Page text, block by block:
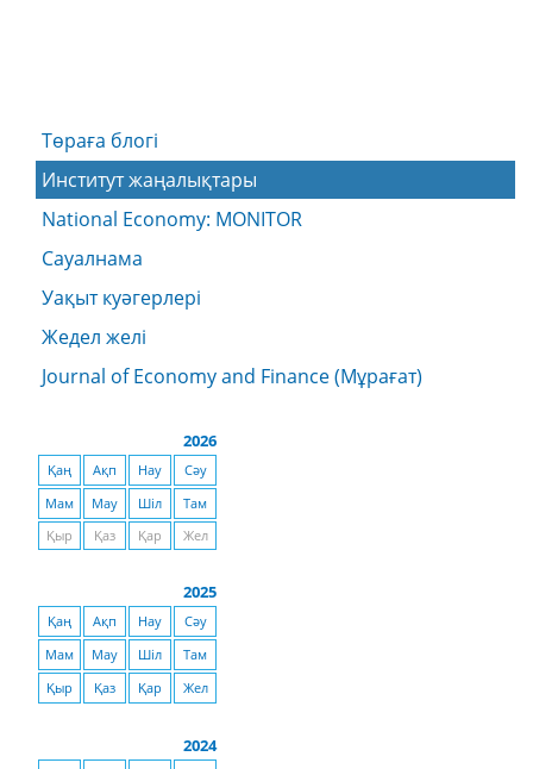
Төраға блогі
Институт жаңалықтары
National Economy: MONITOR
Сауалнама
Уақыт куәгерлері
Жедел желі
Journal of Economy and Finance (Мұрағат)
2026
Қаң Ақп Нау
Сәу
Мам
Мау Шіл
Там
Қыр
Қаз Қар Жел
2025
Қаң Ақп Нау
Сәу
Мам
Мау Шіл
Там
Қыр
Қаз Қар Жел
2024